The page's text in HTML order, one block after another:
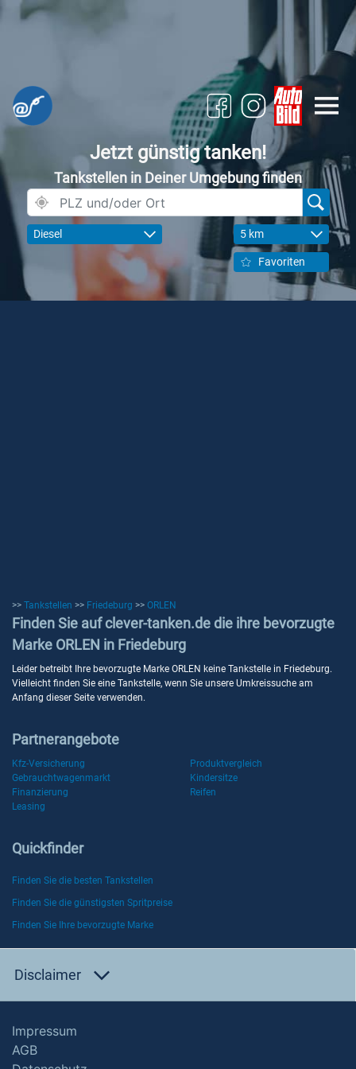
Jetzt günstig tanken!
Tankstellen in Deiner Umgebung finden
Diesel 5 km
Favoriten
>> Tankstellen >> Friedeburg >> ORLEN
Finden Sie auf clever-tanken.de die ihre bevorzugte
Marke ORLEN in Friedeburg
Leider betreibt Ihre bevorzugte Marke ORLEN keine Tankstelle in Friedeburg.
Vielleicht finden Sie eine Tankstelle, wenn Sie unsere Umkreissuche am
Anfang dieser Seite verwenden.
Partnerangebote
Kfz-Versicherung
Produktvergleich
Gebrauchtwagenmarkt
Kindersitze
Finanzierung
Reifen
Leasing
Quickfinder
Finden Sie die besten Tankstellen
Finden Sie die günstigsten Spritpreise
Finden Sie Ihre bevorzugte Marke
Disclaimer
Impressum
AGB